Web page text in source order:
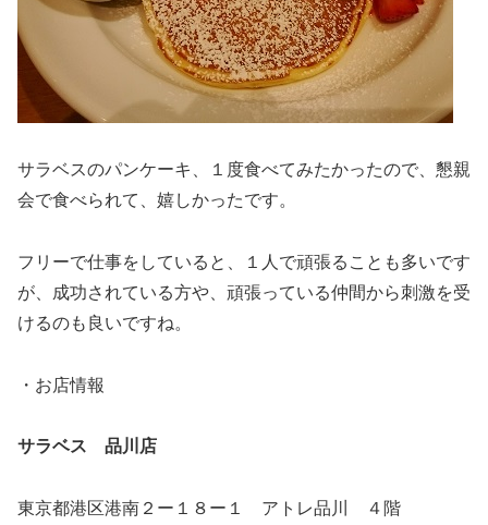
サラベスのパンケーキ、１度食べてみたかったので、懇親
会で食べられて、嬉しかったです。
フリーで仕事をしていると、１人で頑張ることも多いです
が、成功されている方や、頑張っている仲間から刺激を受
けるのも良いですね。
・お店情報
サラベス 品川店
東京都港区港南２ー１８ー１ アトレ品川 ４階